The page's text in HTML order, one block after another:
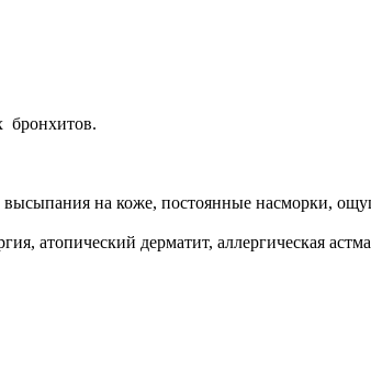
бронхитов.
на коже, постоянные насморки,
атопический дерматит, аллергическая